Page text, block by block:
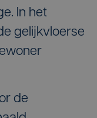
In het
gelijkvloerse
de